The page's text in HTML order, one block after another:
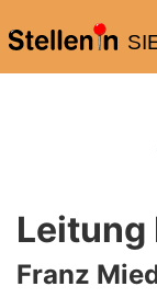
Leitung
Franz